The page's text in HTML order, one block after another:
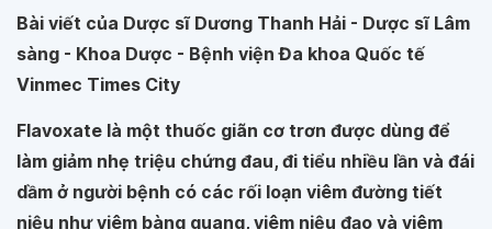
Bài viết của Dược sĩ Dương Thanh Hải - Dược sĩ Lâm
sàng - Khoa Dược - Bệnh viện Đa khoa Quốc tế
Vinmec Times City
Flavoxate là một thuốc giãn cơ trơn được dùng để
làm giảm nhẹ triệu chứng đau, đi tiểu nhiều lần và đái
dầm ở người bệnh có các rối loạn viêm đường tiết
niệu như viêm bàng quang, viêm niệu đạo và viêm